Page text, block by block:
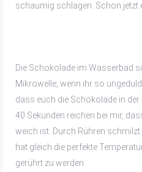
schaumig schlagen. Schon jetzt
Die Schokolade im Wasserbad
Mikrowelle, wenn ihr so
dass euch die Schokolade in
40 Sekunden reichen bei mir,
weich ist. Durch Rühren
hat gleich die perfekte
gerührt zu werden.